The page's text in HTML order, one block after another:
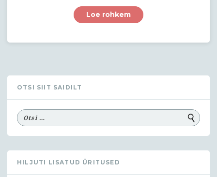
Loe rohkem
OTSI SIIT SAIDILT
HILJUTI LISATUD ÜRITUSED